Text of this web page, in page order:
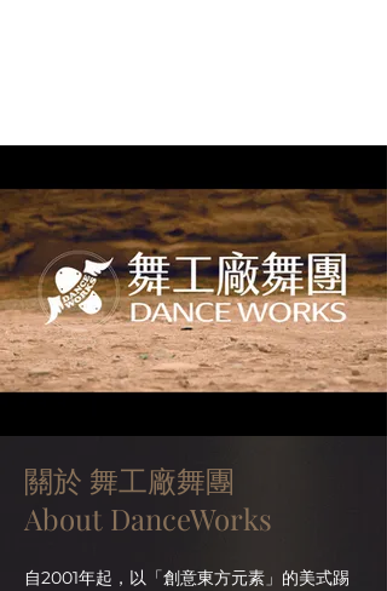
關於 舞工廠舞團
About DanceWorks
自2001年起，以「創意東方元素」的美式踢